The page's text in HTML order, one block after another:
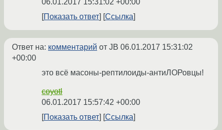
06.01.2017 15:31:02 +00:00
Показать ответ
Ссылка
Ответ на: комментарий от JB 06.01.2017 15:31:02
+00:00
это всё масоны-рептилоиды-антиЛОРовцы!
coyotl
06.01.2017 15:57:42 +00:00
Показать ответ
Ссылка